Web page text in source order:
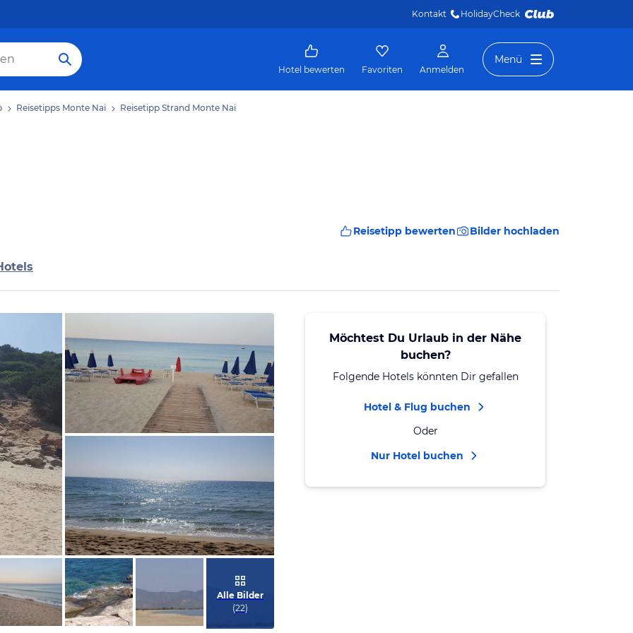
Kontakt HolidayCheck
Hotel bewerten Favoriten Anmelden
Menü
Reisetipps Monte Nai Reisetipp Strand Monte Nai
Reisetipp bewerten Bilder hochladen
Bild melden
von Nicole
Alle Bilder
(22)
Möchtest Du Urlaub in der Nähe
buchen?
Folgende Hotels könnten Dir gefallen
Hotel & Flug buchen
Oder
Nur Hotel buchen